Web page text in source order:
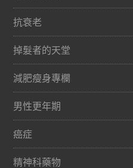
抗衰老
掉髮者的天堂
減肥瘦身專欄
男性更年期
癌症
精神科藥物